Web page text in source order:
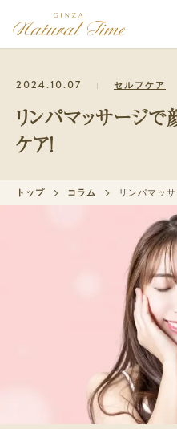
2024.10.07 セルフケア
リンパマッサージで
ケア！
トップ コラム リンパマッ